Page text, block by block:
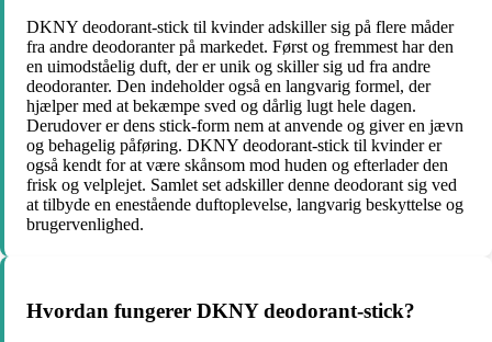
DKNY deodorant-stick til kvinder adskiller sig på flere måder
fra andre deodoranter på markedet. Først og fremmest har den
en uimodståelig duft, der er unik og skiller sig ud fra andre
deodoranter. Den indeholder også en langvarig formel, der
hjælper med at bekæmpe sved og dårlig lugt hele dagen.
Derudover er dens stick-form nem at anvende og giver en jævn
og behagelig påføring. DKNY deodorant-stick til kvinder er
også kendt for at være skånsom mod huden og efterlader den
frisk og velplejet. Samlet set adskiller denne deodorant sig ved
at tilbyde en enestående duftoplevelse, langvarig beskyttelse og
brugervenlighed.
Hvordan fungerer DKNY deodorant-stick?